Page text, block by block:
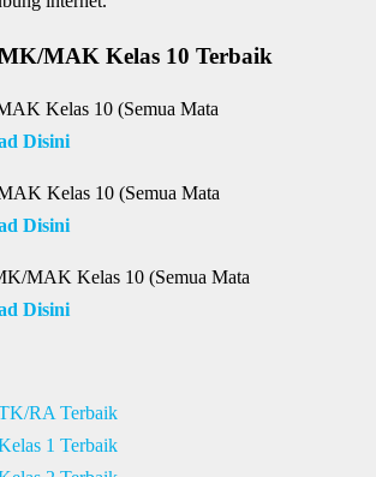
MAK Kelas 10 Terbaik
Kelas 10 (Semua Mata
Disini
Kelas 10 (Semua Mata
Disini
MAK Kelas 10 (Semua Mata
Disini
RA Terbaik
1 Terbaik